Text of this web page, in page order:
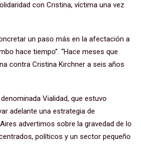
con Cristina, víctima una vez
un paso más en la afectación a
hace tiempo”. “Hace meses que
contra Cristina Kirchner a seis años
Vialidad, que estuvo
adelante una estrategia de
advertimos sobre la gravedad de lo
políticos y un sector pequeño